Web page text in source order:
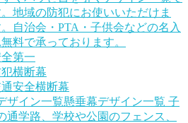
地域の防犯にお使いいただけま
自治会・PTA・子供会などの名入
料で承っております。
第一
犯横断幕
安全横断幕
ザイン一覧懸垂幕デザイン一覧 子
通学路、学校や公園のフェンス、